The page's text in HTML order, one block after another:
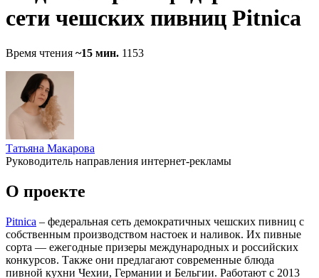
сети чешских пивниц Pitnica
Время чтения ~15 мин. 1153
Татьяна Макарова
Руководитель направления интернет-рекламы
О проекте
Pitnica – федеральная сеть демократичных чешских пивниц с
собственным производством настоек и наливок. Их пивные
сорта — ежегодные призеры международных и российских
конкурсов. Также они предлагают современные блюда
пивной кухни Чехии, Германии и Бельгии. Работают с 2013